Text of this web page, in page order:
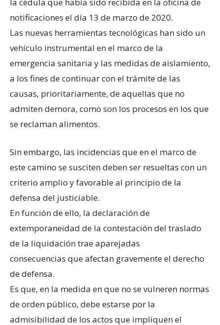
notificaciones el día 13 de marzo de 2020.
Las nuevas herramientas tecnológicas han sido un
vehículo instrumental en el marco de la
emergencia sanitaria y las medidas de aislamiento,
a los fines de continuar con el trámite de las
causas, prioritariamente, de aquellas que no
admiten demora, como son los procesos en los que
se reclaman alimentos.
Sin embargo, las incidencias que en el marco de
este camino se susciten deben ser resueltas con un
criterio amplio y favorable al principio de la
defensa del justiciable.
En función de ello, la declaración de
extemporaneidad de la contestación del traslado
de la liquidación trae aparejadas
consecuencias que afectan gravemente el derecho
de defensa.
Es que, en la medida en que no se vulneren normas
de orden público, debe estarse por la
admisibilidad de los actos que impliquen el